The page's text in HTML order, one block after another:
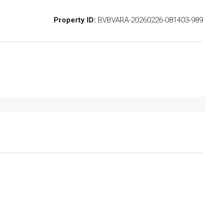
Property ID: BVBVARA-20260226-081403-989